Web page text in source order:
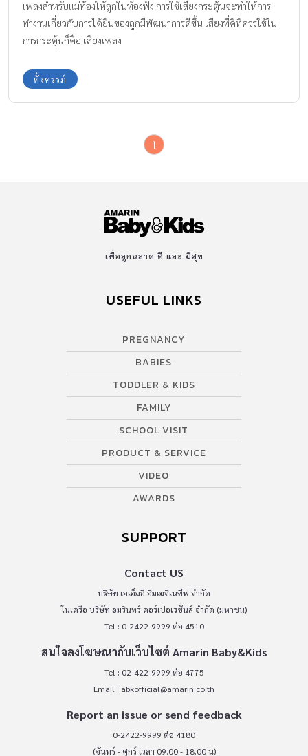
เพลงสำหรับแม่ท้องให้ลูกในท้องฟัง การใช้เสียงกระตุ้นจะทำให้การ
ทำงานเกี่ยวกับการได้ยินของลูกมีพัฒนาการดีขึ้น เสียงที่ดีที่ควรใช้ใน
การกระตุ้นก็คือ เสียงเพลง
ตั้งครรภ์
1
เพื่อลูกฉลาด ดี และ มีสุข
USEFUL LINKS
PREGNANCY
BABIES
TODDLER & KIDS
FAMILY
SCHOOL VISIT
PRODUCT & SERVICE
VIDEO
AWARDS
SUPPORT
Contact US
บริษัท เอเอ็มอี อิมเมจิเนทีฟ จำกัด
ในเครือ บริษัท อมรินทร์ คอร์เปอเรชั่นส์ จำกัด (มหาชน)
Tel : 0-2422-9999 ต่อ 4510
สนใจลงโฆษณากับเว็บไซต์ Amarin Baby&Kids
Tel : 02-422-9999 ต่อ 4775
Email : abkofficial@amarin.co.th
Report an issue or send feedback
0-2422-9999 ต่อ 4180
(จันทร์ - ศุกร์ เวลา 09.00 - 18.00 น)